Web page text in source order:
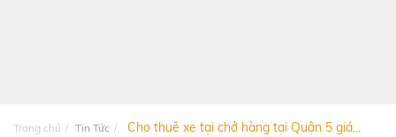
Trang chủ Tin Tức Cho thuê xe tại chở hàng tại Quận 5 giá...